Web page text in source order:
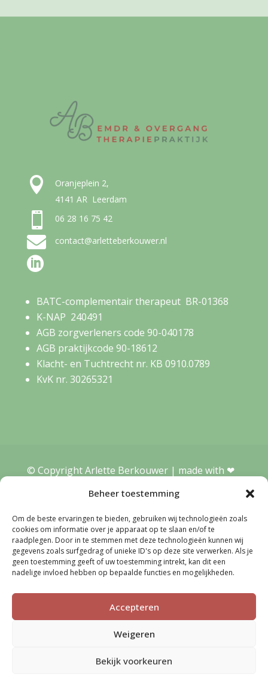
Beheer toestemming
Om de beste ervaringen te bieden, gebruiken wij technologieën zoals
cookies om informatie over je apparaat op te slaan en/of te
raadplegen. Door in te stemmen met deze technologieën kunnen wij
gegevens zoals surfgedrag of unieke ID's op deze site verwerken. Als je
geen toestemming geeft of uw toestemming intrekt, kan dit een
nadelige invloed hebben op bepaalde functies en mogelijkheden.
Accepteren
Weigeren
Bekijk voorkeuren

Oranjeplein 2,
4141 AR Leerdam
 06 28 16 75 42
 contact@arletteberkouwer.nl

BATC-complementair therapeut BR-01368
K-NAP 240491
AGB zorgverleners code 90-040178
AGB praktijkcode 90-18612
Klacht- en Tuchtrecht nr. KB 0910.0789
KvK nr. 30265321
© Copyright Arlette Berkouwer | made with ❤︎